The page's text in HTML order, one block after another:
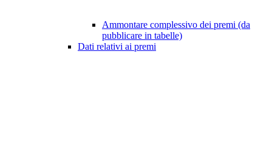
Ammontare complessivo dei premi (da
pubblicare in tabelle)
Dati relativi ai premi